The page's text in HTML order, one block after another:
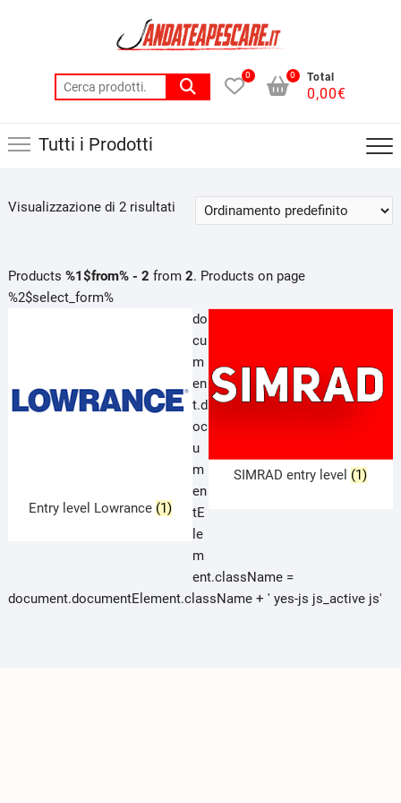
Cerca:
0 Total
0,00€
0
Tutti i Prodotti
Visualizzazione di 2 risultati
Products %1$from% - 2 from 2. Products on page
%2$select_form%
Entry level Lowrance (1)
SIMRAD entry level (1)
do
cu
m
en
t.d
oc
u
m
en
tE
le
m
ent.className =
document.documentElement.className + ' yes-js js_active js'